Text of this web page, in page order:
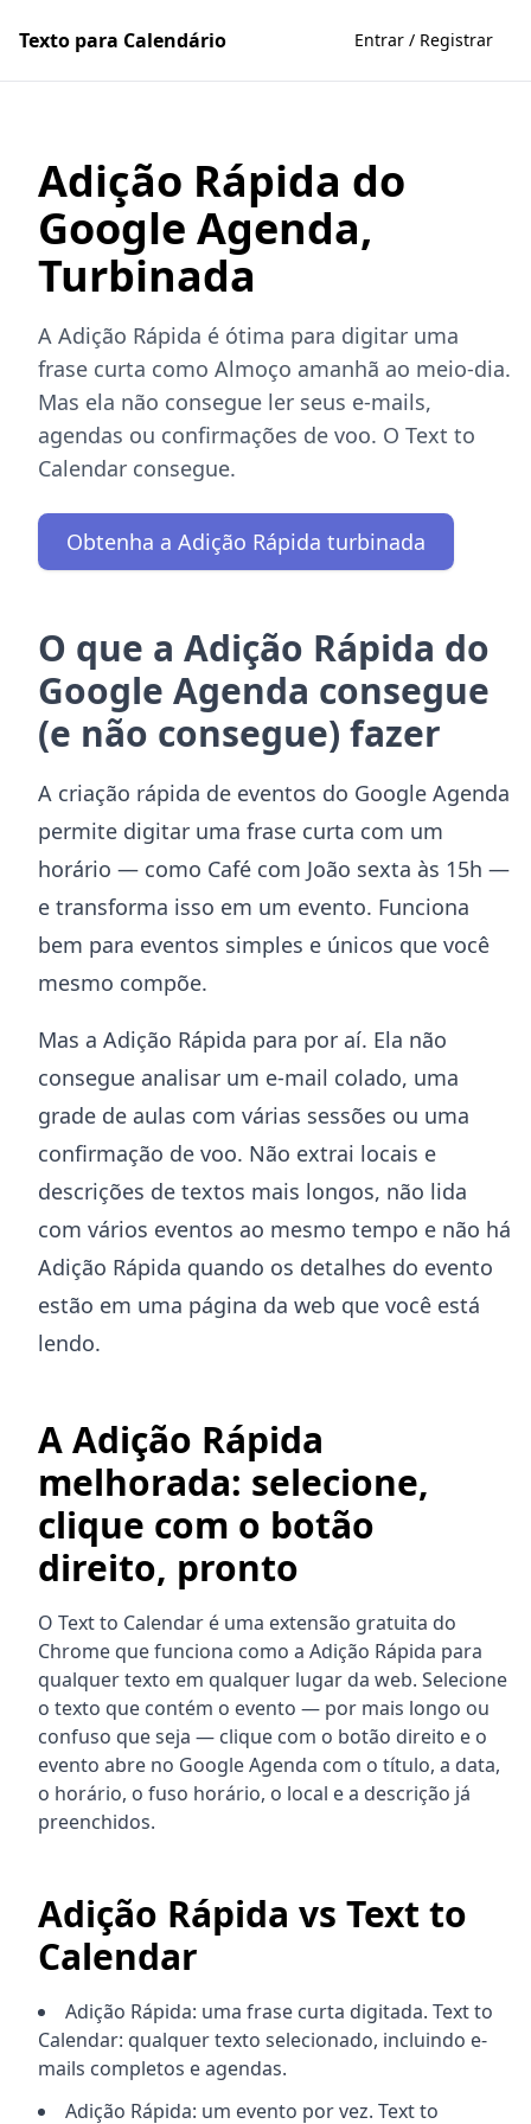
Texto para Calendário Entrar / Registrar
Adição Rápida do
Google Agenda,
Turbinada
A Adição Rápida é ótima para digitar uma
frase curta como Almoço amanhã ao meio-dia.
Mas ela não consegue ler seus e-mails,
agendas ou confirmações de voo. O Text to
Calendar consegue.
Obtenha a Adição Rápida turbinada
O que a Adição Rápida do
Google Agenda consegue
(e não consegue) fazer
A criação rápida de eventos do Google Agenda
permite digitar uma frase curta com um
horário — como Café com João sexta às 15h —
e transforma isso em um evento. Funciona
bem para eventos simples e únicos que você
mesmo compõe.
Mas a Adição Rápida para por aí. Ela não
consegue analisar um e-mail colado, uma
grade de aulas com várias sessões ou uma
confirmação de voo. Não extrai locais e
descrições de textos mais longos, não lida
com vários eventos ao mesmo tempo e não há
Adição Rápida quando os detalhes do evento
estão em uma página da web que você está
lendo.
A Adição Rápida
melhorada: selecione,
clique com o botão
direito, pronto
O Text to Calendar é uma extensão gratuita do
Chrome que funciona como a Adição Rápida para
qualquer texto em qualquer lugar da web. Selecione
o texto que contém o evento — por mais longo ou
confuso que seja — clique com o botão direito e o
evento abre no Google Agenda com o título, a data,
o horário, o fuso horário, o local e a descrição já
preenchidos.
Adição Rápida vs Text to
Calendar
Adição Rápida: uma frase curta digitada. Text to
Calendar: qualquer texto selecionado, incluindo e-
mails completos e agendas.
Adição Rápida: um evento por vez. Text to